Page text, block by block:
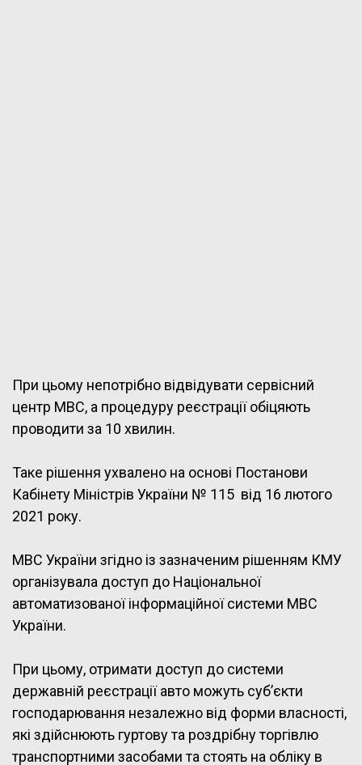
При цьому непотрібно відвідувати сервісний
центр МВС, а процедуру реєстрації обіцяють
проводити за 10 хвилин.
Таке рішення ухвалено на основі Постанови
Кабінету Міністрів України № 115 від 16 лютого
2021 року.
МВС України згідно із зазначеним рішенням КМУ
організувала доступ до Національної
автоматизованої інформаційної системи МВС
України.
При цьому, отримати доступ до системи
державній реєстрації авто можуть суб’єкти
господарювання незалежно від форми власності,
які здійснюють гуртову та роздрібну торгівлю
транспортними засобами та стоять на обліку в